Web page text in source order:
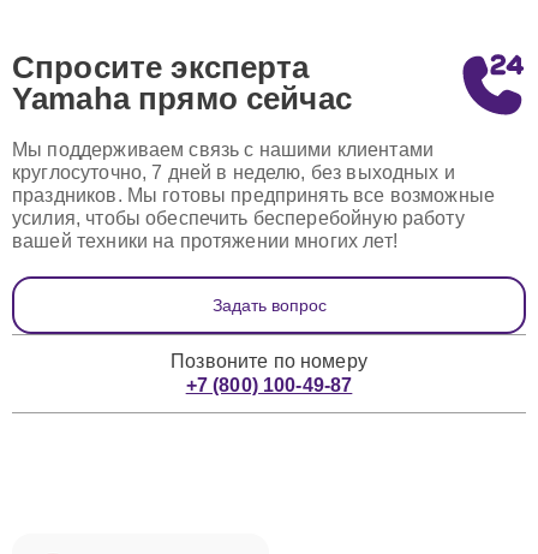
Спросите эксперта
Yamaha прямо сейчас
Мы поддерживаем связь с нашими клиентами
круглосуточно, 7 дней в неделю, без выходных и
праздников. Мы готовы предпринять все возможные
усилия, чтобы обеспечить бесперебойную работу
вашей техники на протяжении многих лет!
Задать вопрос
Позвоните по номеру
+7 (800) 100-49-87